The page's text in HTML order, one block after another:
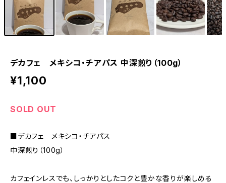
デカフェ メキシコ・チアパス 中深煎り（100g）
¥1,100
SOLD OUT
■デカフェ メキシコ・チアパス
中深煎り（100g）
カフェインレスでも、しっかりとしたコクと豊かな香りが楽しめる